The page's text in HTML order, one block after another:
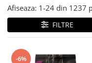
Cafea Instant
Espressoare
Aparate Automate
Afiseaza: 1-24 din 1237
FILTRE
-6%